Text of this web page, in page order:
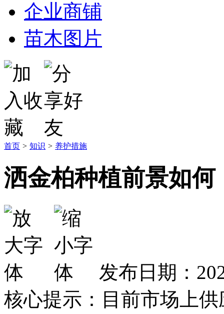
企业商铺
苗木图片
首页 > 知识 > 养护措施
洒金柏种植前景如何
发布日期：
核心提示：目前市场上